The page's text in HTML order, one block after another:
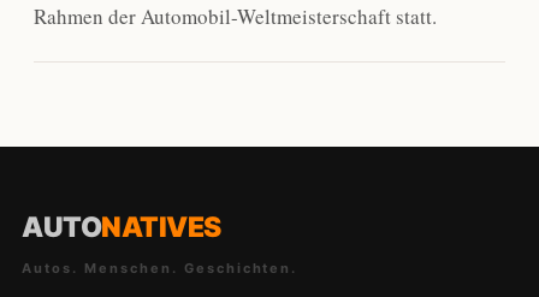
Rahmen der Automobil-Weltmeisterschaft statt.
AUTONATIVES
Autos. Menschen. Geschichten.